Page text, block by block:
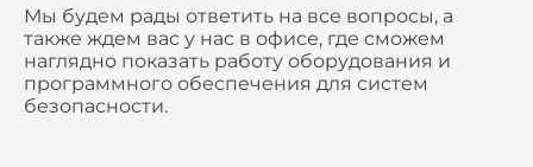
Мы будем рады ответить на все вопросы, а
также ждем вас у нас в офисе, где сможем
наглядно показать работу оборудования и
программного обеспечения для систем
безопасности.